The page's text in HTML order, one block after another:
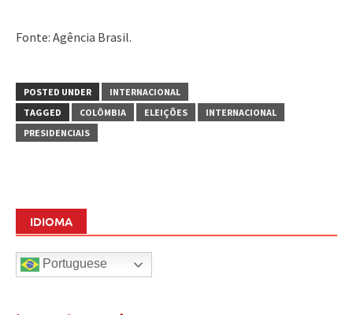
Fonte: Agência Brasil.
POSTED UNDER
INTERNACIONAL
TAGGED
COLÔMBIA ELEIÇÕES
INTERNACIONAL
PRESIDENCIAIS
IDIOMA
Portuguese